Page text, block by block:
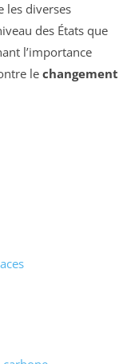
les diverses
des États que
l’importance
le changement